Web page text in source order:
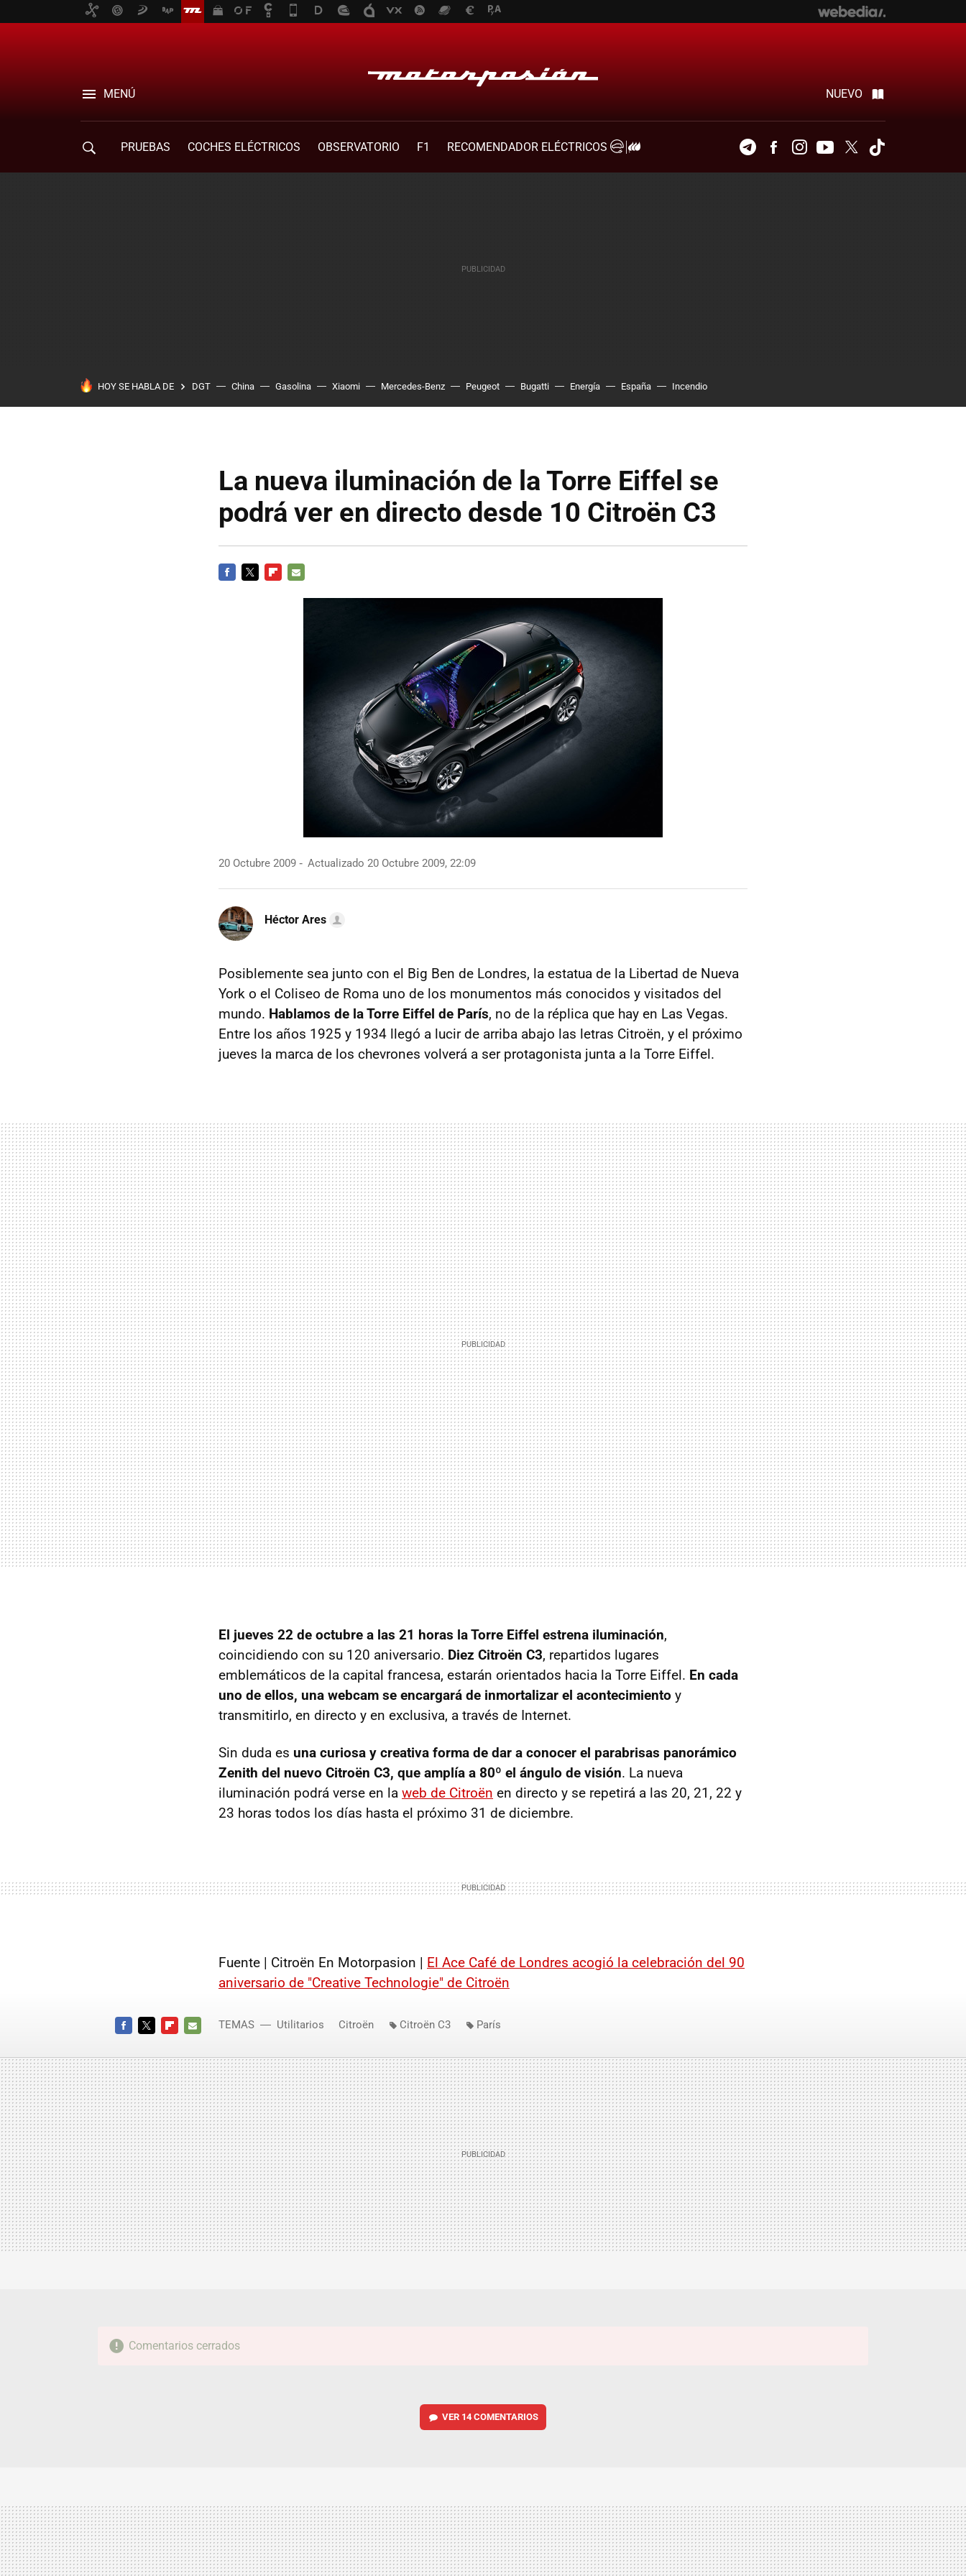
MENÚ NUEVO
PRUEBAS COCHES ELÉCTRICOS OBSERVATORIO F1
RECOMENDADOR ELÉCTRICOS
TelegramFacebookInstagramYoutubeTwitter
HOY SE HABLA DE DGT China Gasolina Xiaomi Mercedes-Benz Peugeot Bugatti Energía España Incendio
La nueva iluminación de la Torre Eiffel se
podrá ver en directo desde 10 Citroën C3
20 Octubre 2009 Actualizado 20 Octubre 2009, 22:09
Héctor Ares
Posiblemente sea junto con el Big Ben de Londres, la estatua de la Libertad de Nueva
York o el Coliseo de Roma uno de los monumentos más conocidos y visitados del
mundo. Hablamos de la Torre Eiffel de París, no de la réplica que hay en Las Vegas.
Entre los años 1925 y 1934 llegó a lucir de arriba abajo las letras Citroën, y el próximo
jueves la marca de los chevrones volverá a ser protagonista junta a la Torre Eiffel.
El jueves 22 de octubre a las 21 horas la Torre Eiffel estrena iluminación,
coincidiendo con su 120 aniversario. Diez Citroën C3, repartidos lugares
emblemáticos de la capital francesa, estarán orientados hacia la Torre Eiffel. En cada
uno de ellos, una webcam se encargará de inmortalizar el acontecimiento y
transmitirlo, en directo y en exclusiva, a través de Internet.
Sin duda es una curiosa y creativa forma de dar a conocer el parabrisas panorámico
Zenith del nuevo Citroën C3, que amplía a 80º el ángulo de visión. La nueva
iluminación podrá verse en la web de Citroën en directo y se repetirá a las 20, 21, 22 y
23 horas todos los días hasta el próximo 31 de diciembre.
Fuente | Citroën En Motorpasion | El Ace Café de Londres acogió la celebración del 90
aniversario de "Creative Technologie" de Citroën
MAIL
TEMAS Utilitarios Citroën Citroën C3 París
Comentarios cerrados
VER 14 COMENTARIOS